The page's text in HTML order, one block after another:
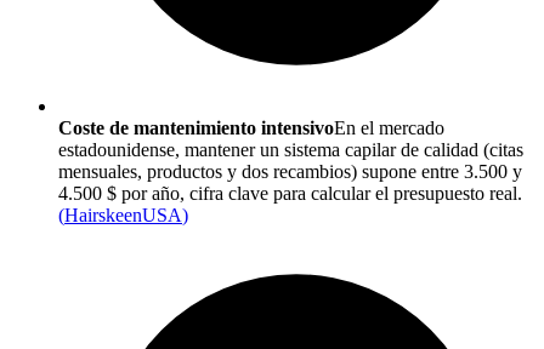
Coste de mantenimiento intensivoEn el mercado
estadounidense, mantener un sistema capilar de calidad (citas
mensuales, productos y dos recambios) supone entre 3.500 y
4.500 $ por año, cifra clave para calcular el presupuesto real.
(HairskeenUSA)